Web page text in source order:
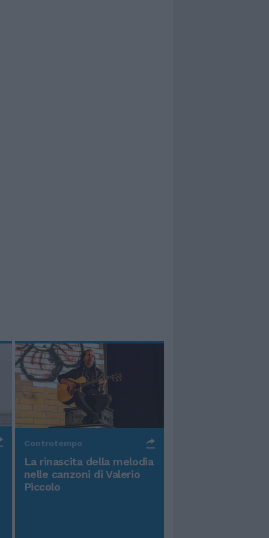
Controtempo
La rinascita della melodia
nelle canzoni di Valerio
Piccolo